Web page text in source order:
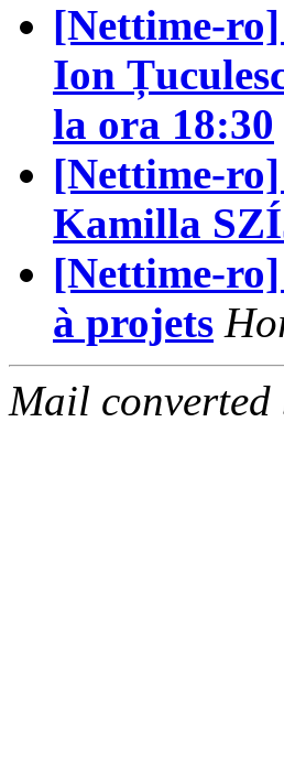
[Nettime-
Ion
la ora 18:30
[Nettime-
Kamilla
[Nettime-
à projets
Mail converted